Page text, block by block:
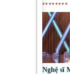
Nghệ sĩ